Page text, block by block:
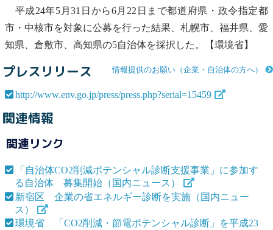
平成24年5月31日から6月22日まで都道府県・政令指定都
市・中核市を対象に公募を行った結果、札幌市、福井県、愛
知県、倉敷市、高知県の5自治体を採択した。【環境省】
情報提供のお願い（企業・自治体の方へ）
プレスリリース
http://www.env.go.jp/press/press.php?serial=15459
関連情報
関連リンク
「自治体CO2削減ポテンシャル診断支援事業」に参加す
る自治体 募集開始（国内ニュース）
新宿区 企業の省エネルギー診断を実施（国内ニュー
ス）
環境省 「CO2削減・節電ポテンシャル診断」を平成23